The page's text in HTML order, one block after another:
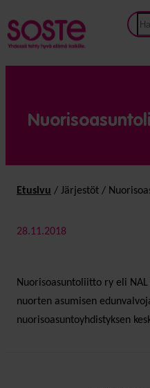
Etsi
Etusivu / Järjestöt /
28.11.2018
Nuorisoasuntoliitto ry eli
nuorten asumisen
nuorisoasuntoyhdistyksen